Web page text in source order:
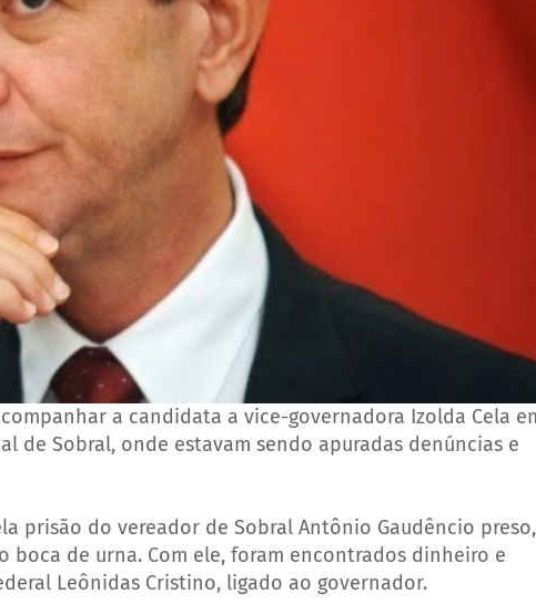
a candidata a vice-governadora Izolda Cela
de Sobral, onde estavam sendo apuradas denúncias e
prisão do vereador de Sobral Antônio Gaudêncio preso,
boca de urna. Com ele, foram encontrados dinheiro e
Leônidas Cristino, ligado ao governador.